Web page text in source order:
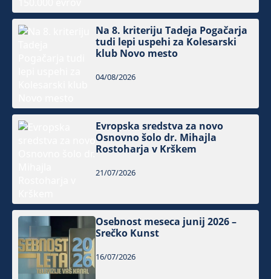
Na 8. kriteriju Tadeja Pogačarja
tudi lepi uspehi za Kolesarski
klub Novo mesto
04/08/2026
Evropska sredstva za novo
Osnovno šolo dr. Mihajla
Rostoharja v Krškem
21/07/2026
Osebnost meseca junij 2026 –
Srečko Kunst
16/07/2026